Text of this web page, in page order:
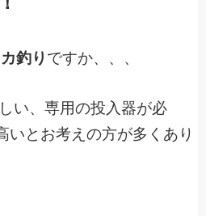
釣り ですか、、、
い、専用の投入器が必
いとお考えの方が多くあり